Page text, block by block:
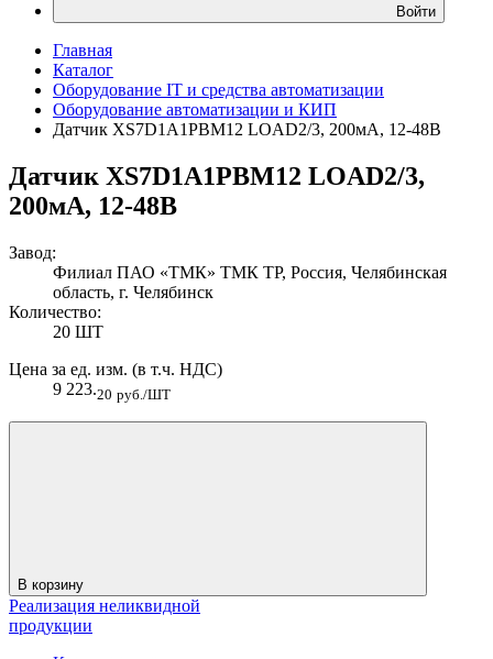
Войти
Главная
Каталог
Оборудование IT и средства автоматизации
Оборудование автоматизации и КИП
Датчик XS7D1A1PBM12 LOAD2/3, 200мА, 12-48В
Датчик XS7D1A1PBM12 LOAD2/3,
200мА, 12-48В
Завод:
Филиал ПАО «ТМК» ТМК ТР, Россия, Челябинская
область, г. Челябинск
Количество:
20 ШТ
Цена за ед. изм. (в т.ч. НДС)
9 223.20 руб./ШТ
В корзину
Реализация неликвидной
продукции